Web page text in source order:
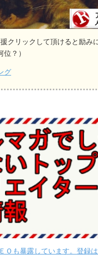
クリックして頂けると励み
？）
グ
Ｏも暴露しています。登録